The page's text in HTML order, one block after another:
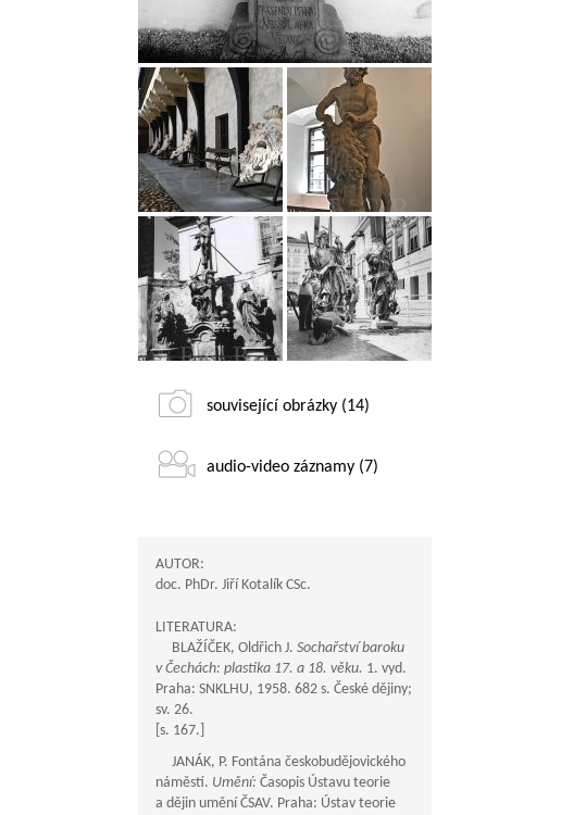
související obrázky (14)
audio-video záznamy (7)
AUTOR:
doc. PhDr. Jiří Kotalík CSc.
LITERATURA:
BLAŽÍČEK, Oldřich J. Sochařství baroku
v Čechách: plastika 17. a 18. věku. 1. vyd.
Praha: SNKLHU, 1958. 682 s. České dějiny;
sv. 26.
[s. 167.]
JANÁK, P. Fontána českobudějovického
náměstí. Umění: Časopis Ústavu teorie
a dějin umění ČSAV. Praha: Ústav teorie